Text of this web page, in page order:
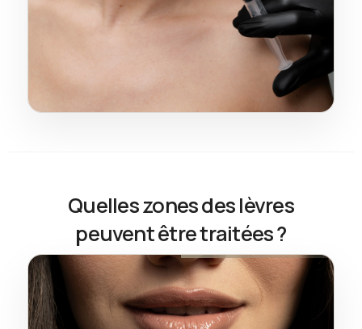
Quelles zones des lèvres
peuvent être traitées ?